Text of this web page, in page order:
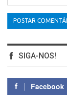
SIGA-NOS!
Facebook